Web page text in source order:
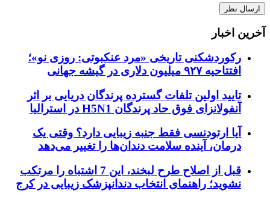
آخرین اخبار
رکوردشکنی تاریخی «مرد عنکبوتی: روزی نو»؛
افتتاحیه ۹۲۷ میلیون دلاری در گیشه جهانی
تایید اولین تلفات گسترده پرندگان دریایی بر اثر
آنفولانزای فوق حاد پرندگان H5N1 در استرالیا
آیا ارتودنسی فقط جنبه زیبایی دارد؟ وقتی یک
درمان، آینده سلامت دندان‌ها را تغییر می‌دهد
قبل از اصلاح طرح لبخند، این 7 اشتباه را مرتکب
نشوید؛ راهنمای انتخاب دندانپزشک زیبایی در کرج